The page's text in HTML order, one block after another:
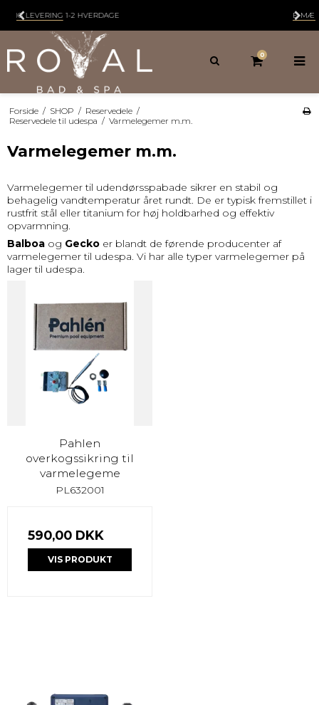
E-MÆRKET
0
Forside / SHOP / Reservedele /
Reservedele til udespa / Varmelegemer m.m.
Varmelegemer m.m.
Varmelegemer til udendørsspabade sikrer en stabil og
behagelig vandtemperatur året rundt. De er typisk fremstillet i
rustfrit stål eller titanium for høj holdbarhed og effektiv
opvarmning.
Balboa og Gecko er blandt de førende producenter af
varmelegemer til udespa. Vi har alle typer varmelegemer på
lager til udespa.
Pahlen
overkogssikring til
varmelegeme
PL632001
590,00 DKK
VIS PRODUKT